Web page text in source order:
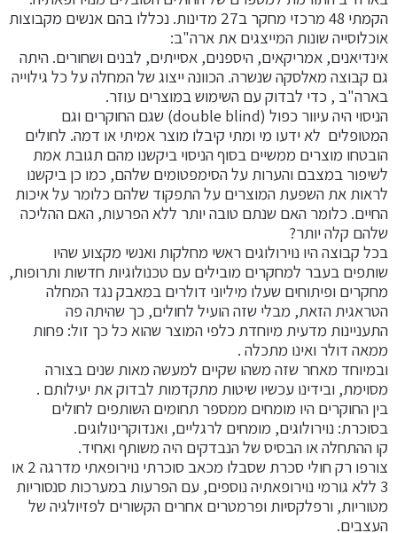
הקמתי 48 מרכזי מחקר ב27 מדינות. נכללו בהם אנשים מקבוצות
אוכלוסייה שונות המייצגים את ארה"ב:
אינדיאנים, אמריקאים, היספנים, אסייתים, לבנים ושחורים. היתה
גם קבוצה מאלסקה שנשרה. הכוונה ייצוג של המחלה על כל גילוייה
בארה"ב , כדי לבדוק עם השימוש במוצרים עוזר.
הניסוי היה עיוור כפול (double blind) שגם החוקרים וגם
המטופלים לא ידעו מי ומתי קיבלו מוצר אמיתי או דמה. לחולים
הובטחו מוצרים ממשיים בסוף הניסוי ביקשנו מהם תגובת אמת
לשיפור במצבם והערות על הסימפטומים שלהם, כמו כן ביקשנו
לראות את השפעת המוצרים על התפקוד שלהם כלומר על איכות
החיים. כלומר האם שנתם טובה יותר ללא הפרעות, האם ההליכה
שלהם קלה יותר?
בכל קבוצה היו נוירולוגים ראשי מחלקות ואנשי מקצוע שהיו
שותפים בעבר למחקרים מובילים עם טכנולוגיות חדשות ותרופות,
מחקרים ופיתוחים שעלו מיליוני דולרים במאבק נגד המחלה
הטראגית הזאת, מבלי שזה הועיל לחולים, כך שהיתה פה
התעניינות מדעית מיוחדת כלפי המוצר שהוא כל כך זול: פחות
ממאה דולר ואינו מתכלה .
ובמיוחד מאחר שזה משהו שקיים למעשה מאות שנים בצורה
מסוימת, ובידינו עכשיו שיטות מתקדמות לבדוק את יעילותם .
בין החוקרים היו מומחים ממספר תחומים השותפים לחולים
בסוכרת: נוירולוגים, מומחים לרגליים, ואנדוקרינולוגים.
קו ההתחלה או הבסיס של הנבדקים היה משותף ואחיד.
צורפו רק חולי סכרת שסבלו מכאב סוכרתי נוירופאתי מדרגה 2 או
3 ללא גורמי נוירופאתיה נוספים, עם הפרעות במערכות סנסוריות
מטוריות, ורפלקסיות ופרמטרים אחרים הקשורים לפזיולגיה של
העצבים.